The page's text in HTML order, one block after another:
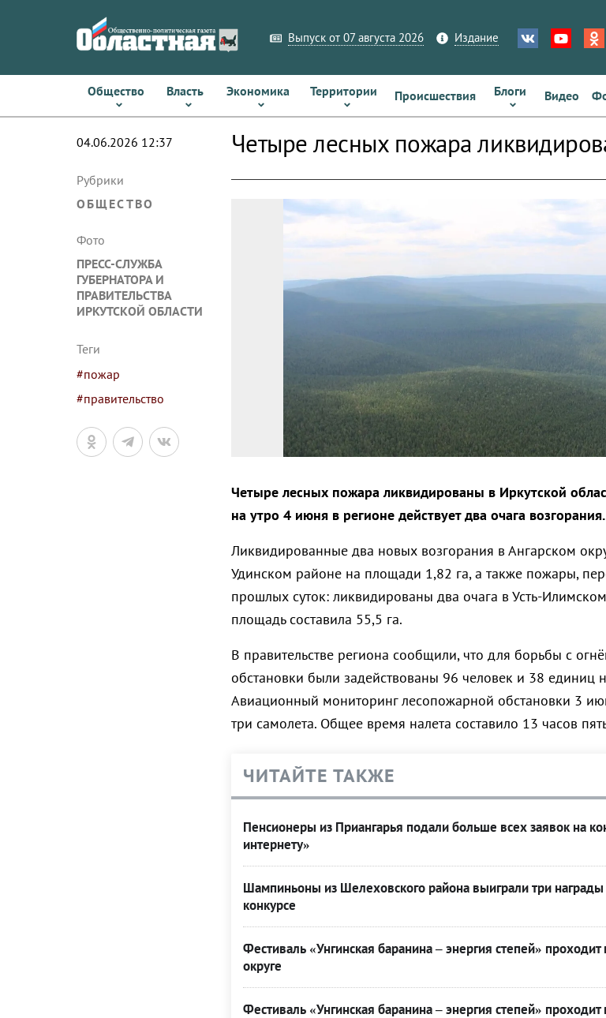
Выпуск от 07 августа 2026 Издание
Общество Власть Экономика Территории Происшествия Блоги Видео
04.06.2026 12:37
Рубрики
ОБЩЕСТВО
Фото
ПРЕСС-СЛУЖБА
ГУБЕРНАТОРА И
ПРАВИТЕЛЬСТВА
ИРКУТСКОЙ ОБЛАСТИ
Теги
#пожар
#правительство
Четыре лесных пожара
Четыре лесных пожара ликвидированы в Иркутской
на утро 4 июня в регионе действует два очага возгорания.
Ликвидированные два новых возгорания в Ангарском
Удинском районе на площади 1,82 га, а также пожары,
прошлых суток: ликвидированы два очага в Усть-
площадь составила 55,5 га.
В правительстве региона сообщили, что для борьбы с
обстановки были задействованы 96 человек и 38 единиц
Авиационный мониторинг лесопожарной обстановки 3
три самолета. Общее время налета составило 13 часов
ЧИТАЙТЕ ТАКЖЕ
Пенсионеры из Приангарья подали больше всех заявок на
интернету»
Шампиньоны из Шелеховского района выиграли три награды
конкурсе
Фестиваль «Унгинская баранина – энергия степей» проходит
округе
Фестиваль «Унгинская баранина – энергия степей» проходит